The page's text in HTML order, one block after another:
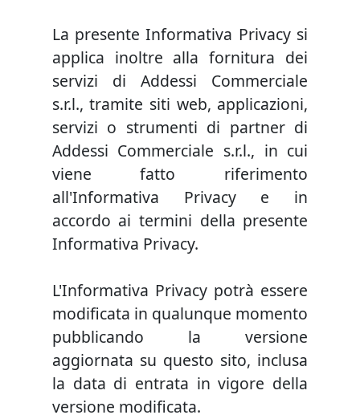
La presente Informativa Privacy si
applica inoltre alla fornitura dei
servizi di Addessi Commerciale
s.r.l., tramite siti web, applicazioni,
servizi o strumenti di partner di
Addessi Commerciale s.r.l., in cui
viene fatto riferimento
all'Informativa Privacy e in
accordo ai termini della presente
Informativa Privacy.
L'Informativa Privacy potrà essere
modificata in qualunque momento
pubblicando la versione
aggiornata su questo sito, inclusa
la data di entrata in vigore della
versione modificata.